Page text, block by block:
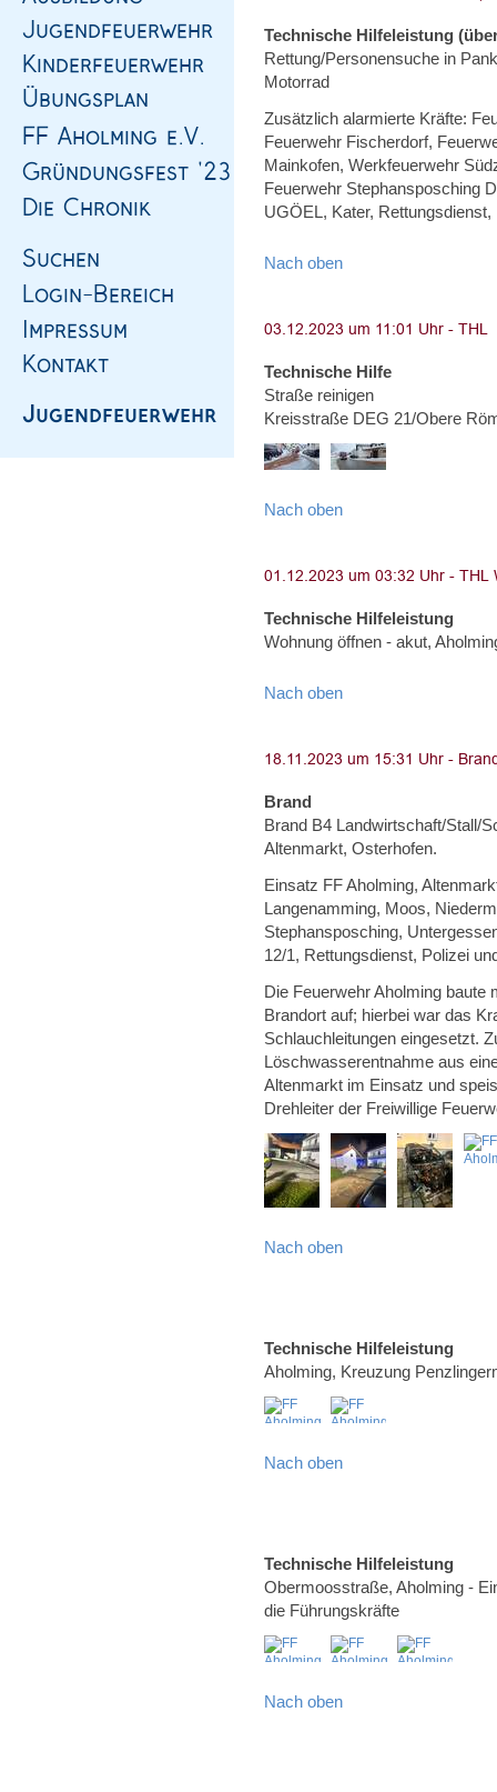
Technische Hilfeleistung
Rettung/Personensuche in
Motorrad
Zusätzlich alarmierte Kräfte:
Feuerwehr Fischerdorf,
Mainkofen, Werkfeuerwehr
Feuerwehr Stephansposching
UGÖEL, Kater,
Nach oben
Technische Hilfe
Straße reinigen
Kreisstraße DEG 21/Obere
Nach oben
Technische Hilfeleistung
Wohnung öffnen - akut,
Nach oben
Brand
Brand B4 Landwirtschaft/Stall/
Altenmarkt, Osterhofen.
Einsatz FF Aholming,
Langenamming, Moos,
Stephansposching,
12/1, Rettungsdienst, Polizei
Die Feuerwehr Aholming baute
Brandort auf; hierbei war das
Schlauchleitungen eingesetzt.
Löschwasserentnahme aus
Altenmarkt im Einsatz und
Drehleiter der Freiwillige
Nach oben
Technische Hilfeleistung
Aholming, Kreuzung
Nach oben
Technische Hilfeleistung
Obermoosstraße, Aholming -
die Führungskräfte
Nach oben